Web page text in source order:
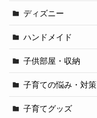
ディズニー
ハンドメイド
子供部屋・収納
子育ての悩み・対策
子育てグッズ